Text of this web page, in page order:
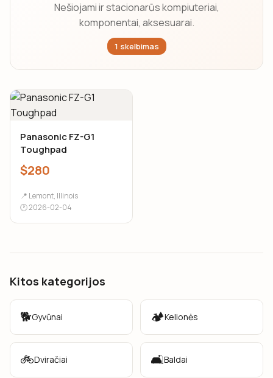
Nešiojami ir stacionarūs kompiuteriai,
komponentai, aksesuarai.
1 skelbimas
Panasonic FZ-G1
Toughpad
$280
📍 Lemont, Illinois
🕐 2026-02-04
Kitos kategorijos
🐕Gyvūnai 🏕️Kelionės
🚲Dviračiai 🛋️Baldai